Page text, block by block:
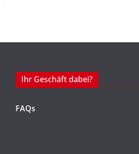
Ihr Geschäft dabei?
FAQs